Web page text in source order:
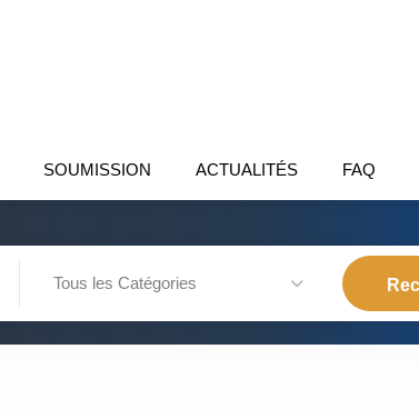
SOUMISSION ACTUALITÉS FAQ
Tous les Catégories